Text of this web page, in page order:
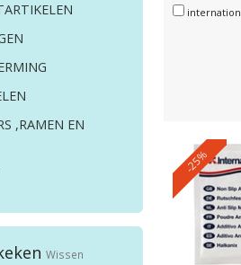
,RAMEN EN
Wissen
-25%